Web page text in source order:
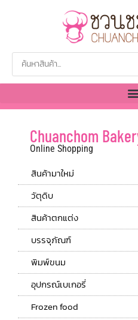
Chuanchom
Online Shopping
สินค้ามาใหม่
วัตุดิบ
สินค้าตกแต่ง
บรรจุภัณฑ์
พิมพ์ขนม
อุปกรณ์เบเกอรี่
Frozen food